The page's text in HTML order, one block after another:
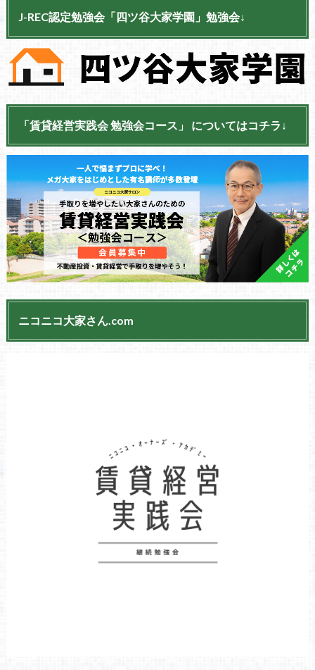
J-REC認定勉強会「四ツ谷大家学園」勉強会↓
「賃貸経営実践会 勉強会コース」 についてはコチラ↓
ニコニコ大家さん.com